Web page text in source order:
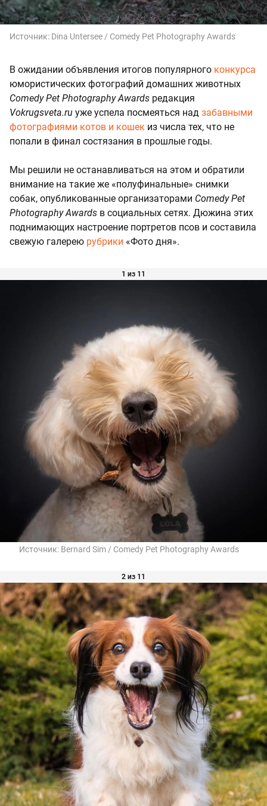
Источник: Dina Untersee / Comedy Pet Photography Awards
В ожидании объявления итогов популярного конкурса
юмористических фотографий домашних животных
Comedy Pet Photography Awards редакция
Vokrugsveta.ru уже успела посмеяться над забавными
фотографиями котов и кошек из числа тех, что не
попали в финал состязания в прошлые годы.
Мы решили не останавливаться на этом и обратили
внимание на такие же «полуфинальные» снимки
собак, опубликованные организаторами Comedy Pet
Photography Awards в социальных сетях. Дюжина этих
поднимающих настроение портретов псов и составила
свежую галерею рубрики «Фото дня».
1 из 11
Источник: Bernard Sim / Comedy Pet Photography Awards
2 из 11